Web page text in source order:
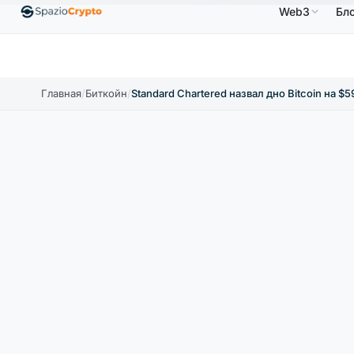
↑1.10% EthereumETH1 880,58 $ 0,9991 $↑0.00% BNB
Web3
Главная/Биткойн/Standard Chartered назвал дно Bitcoin на